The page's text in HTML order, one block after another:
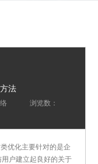
法
浏览数：
优化主要针对的是企
户建立起良好的关于